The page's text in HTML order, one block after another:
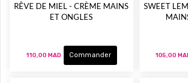
RÊVE DE MIEL - CRÈME MAINS
ET ONGLES
110,00 MAD Commander
SWEET
105,00